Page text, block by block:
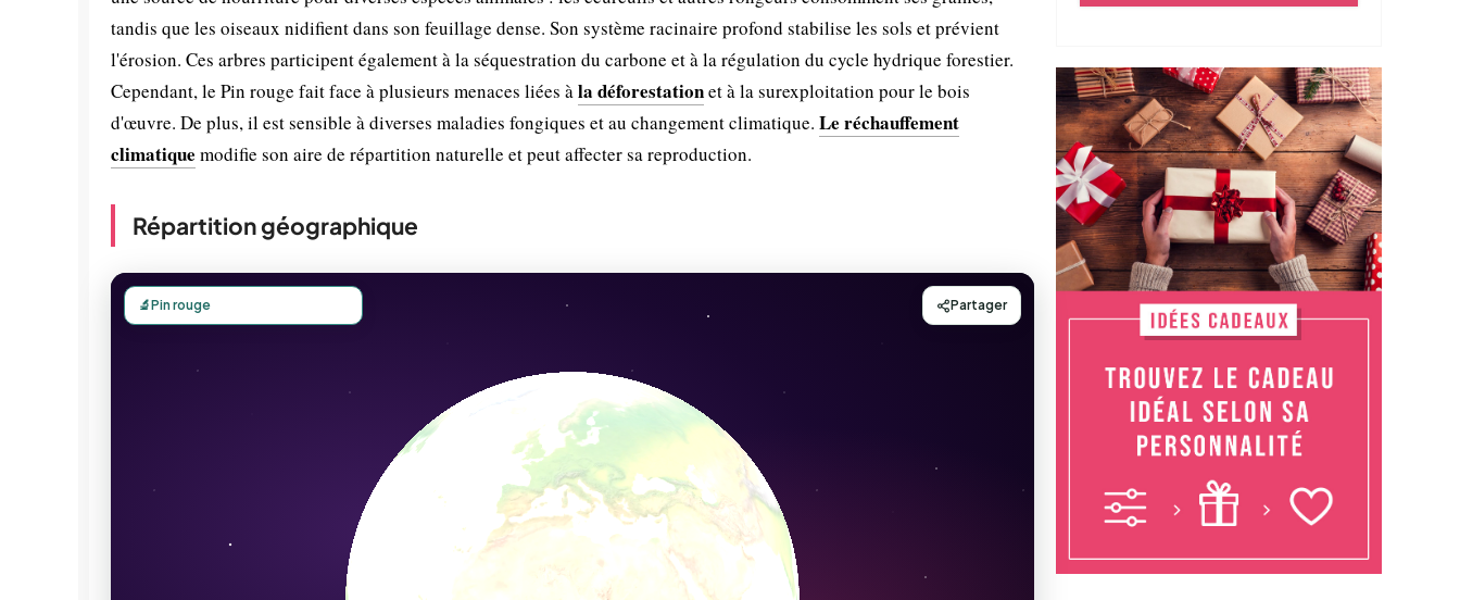
tandis que les oiseaux nidifient dans son feuillage dense. Son système racinaire profond stabilise les sols et prévient
l'érosion. Ces arbres participent également à la séquestration du carbone et à la régulation du cycle hydrique forestier.
Cependant, le Pin rouge fait face à plusieurs menaces liées àla déforestationet à la surexploitation pour le bois
d'œuvre. De plus, il est sensible à diverses maladies fongiques et au changement climatique. Le réchauffement
climatique modifie son aire de répartition naturelle et peut affecter sa reproduction.
Répartition géographique